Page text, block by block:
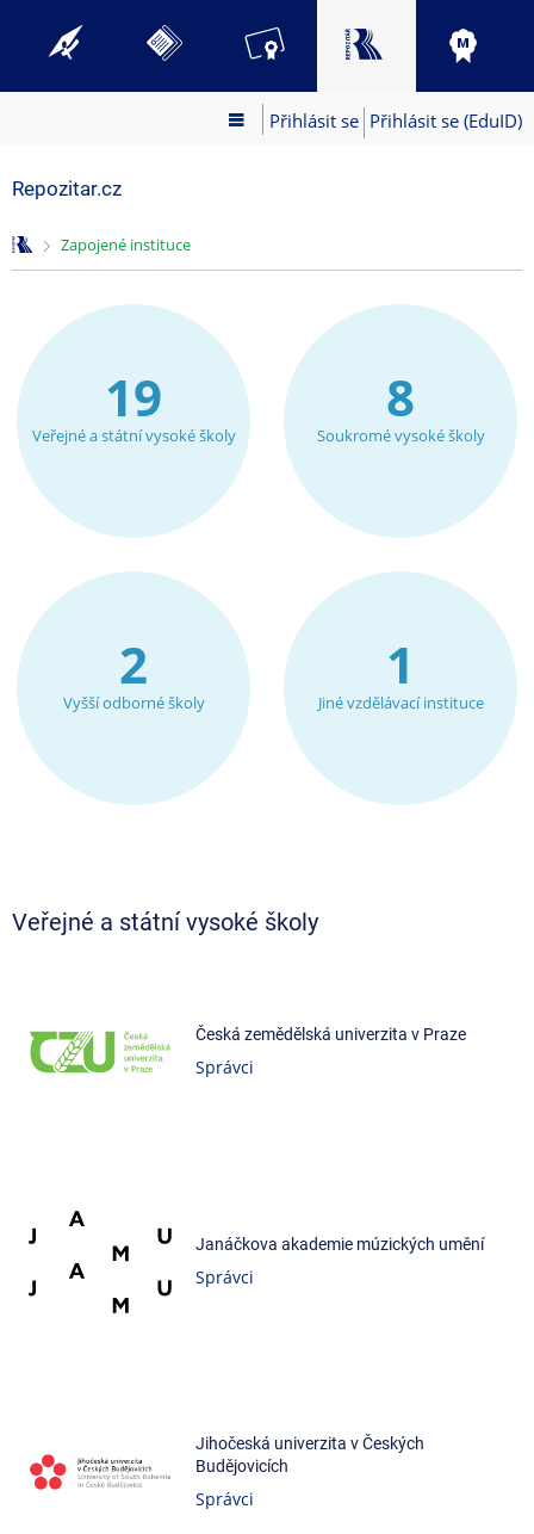
Přihlásit se Přihlásit se (EduID)
Repozitar.cz
>
Zapojené instituce
19
Veřejné a státní vysoké školy
8
Soukromé vysoké školy
2
Vyšší odborné školy
1
Jiné vzdělávací instituce
Veřejné a státní vysoké školy
Česká zemědělská univerzita v Praze
Správci
Janáčkova akademie múzických umění
Správci
Jihočeská univerzita v Českých
Budějovicích
Správci